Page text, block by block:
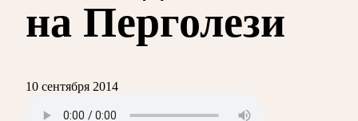
на Перголези
10 сентября 2014